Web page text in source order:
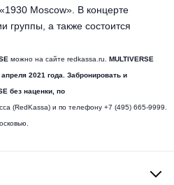
Moscow». В концерте
группы, а также состоится
можно на сайте redkassa.ru. MULTIVERSE
апреля 2021 года. Забронировать и
без наценки, по
(RedKassa) и по телефону +7 (495) 665-9999.